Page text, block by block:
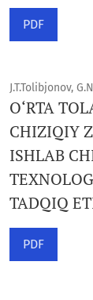
PDF
J.T.Tolibjonov,
O‘RTA
CHIZIQIY
ISHLAB
TADQIQ
PDF